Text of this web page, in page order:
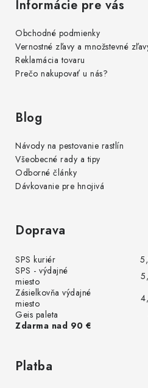
Informácie pre vás
Obchodné podmienky
Vernostné zľavy a množstevné
Reklamácia tovaru
Prečo nakupovať u nás?
Blog
Návody na pestovanie rastlín
Všeobecné rady a tipy
Odborné články
Dávkovanie pre hnojivá
Doprava
SPS kuriér
SPS - výdajné
miesto
Zásielkovňa výdajné
miesto
Geis paleta
Zdarma nad 90 €
Platba